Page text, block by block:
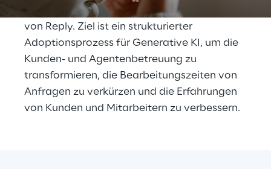
sind, vertraut Unipol auf die Unterstützung
von Reply. Ziel ist ein strukturierter
Adoptionsprozess für Generative KI, um die
Kunden- und Agentenbetreuung zu
transformieren, die Bearbeitungszeiten von
Anfragen zu verkürzen und die Erfahrungen
von Kunden und Mitarbeitern zu verbessern.